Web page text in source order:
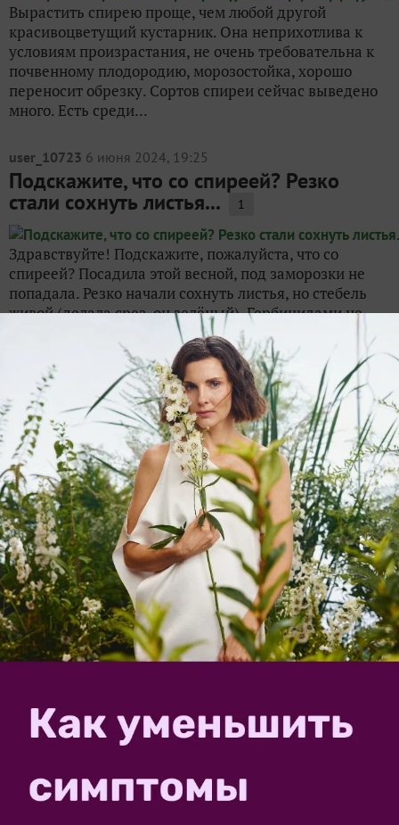
Вырастить спирею проще, чем любой другой
красивоцветущий кустарник. Она неприхотлива к
условиям произрастания, не очень требовательна к
почвенному плодородию, морозостойка, хорошо
переносит обрезку. Сортов спиреи сейчас выведено
много. Есть среди...
user_10723 6 июня 2024, 19:25
Подскажите, что со спиреей? Резко
стали сохнуть листья... 1
Здравствуйте! Подскажите, пожалуйста, что со
спиреей? Посадила этой весной, под заморозки не
попадала. Резко начали сохнуть листья, но стебель
живой (делала срез, он зелёный). Гербицидами не
пользовалась. Обрабатывала Абига-пик и Скор....
28 сентября 2022, 09:16
Нужен совет! Что посадить к спирее
белой в ноги? 99
Имеется место, где растет спирея белая, цветет
весной, остальное время зеленый кустик. Сейчас куст
раза в два больше. Хочу у подножия спиреи посадить
что-то интересное, надоело мне однолетники
подсаживать, хоть это и чудесно смотрится. Есть...
user_4791 27 мая 2024, 22:27
Почему желтеют и постепенно темнеют
листья спиреи? 5
листья, затем темнеют пятнами внутри куста.
Скажите, что с моей спиреей? Почему
листья стали бордового цвета?